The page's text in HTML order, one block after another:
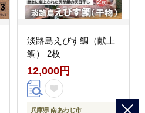
淡路島えびす鯛（献上
鯛） 2枚
12,000円
兵庫県 南あわじ市